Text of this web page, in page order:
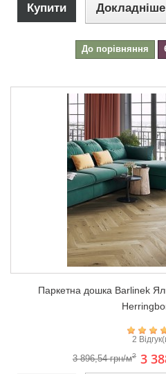
Купити Докладніше
До порівняння
Паркетна дошка Barlinek
2
3 896,54 грн/м2 3